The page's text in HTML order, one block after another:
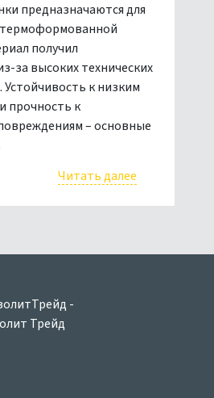
предназначаются для
получил
за высоких технических
Устойчивость к низким
прочность к
– основные
Читать далее